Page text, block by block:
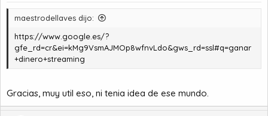
maestrodellaves dijo:
https://www.google.es/?
gfe_rd=cr&ei=kMg9VsmAJMOp8wfnvLdo&gws_rd=ssl#q=ganar
+dinero+streaming
Gracias, muy util eso, ni tenia idea de ese mundo.